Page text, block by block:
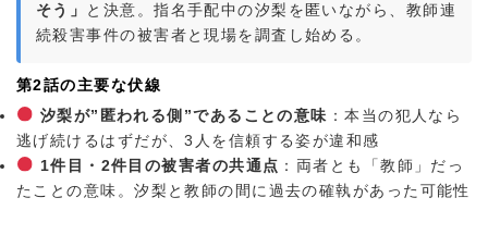
そう」
と決意。指名手配中の汐梨を匿いながら、教師連
続殺害事件の被害者と現場を調査し始める。
第2話の主要な伏線
汐梨が”匿われる側”であることの意味 ：本当の犯人なら
逃げ続けるはずだが、3人を信頼する姿が違和感
1件目・2件目の被害者の共通点 ：両者とも「教師」だっ
たことの意味。汐梨と教師の間に過去の確執があった可能性